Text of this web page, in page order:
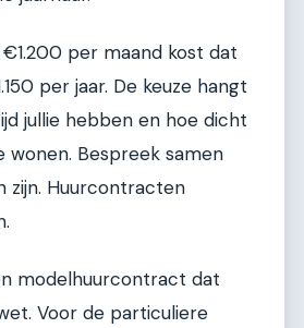
per maand kost dat
per jaar. De keuze hangt
jullie hebben en hoe dicht
wonen. Bespreek samen
zijn. Huurcontracten
modelhuurcontract dat
Voor de particuliere